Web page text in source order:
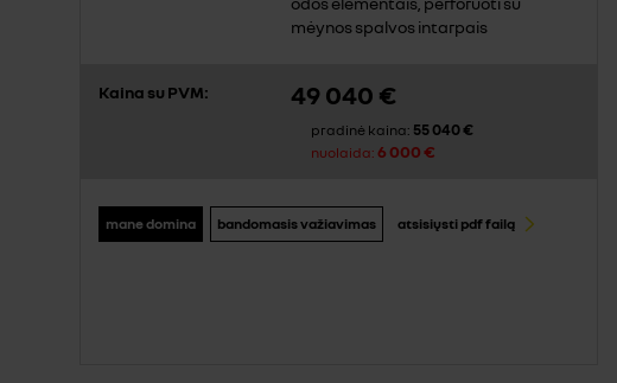
mėynos spalvos intarpais
Kaina su PVM: 49 040 €
pradinė kaina: 55 040 €
nuolaida: 6 000 €
mane domina bandomasis važiavimas atsisiųsti pdf failą